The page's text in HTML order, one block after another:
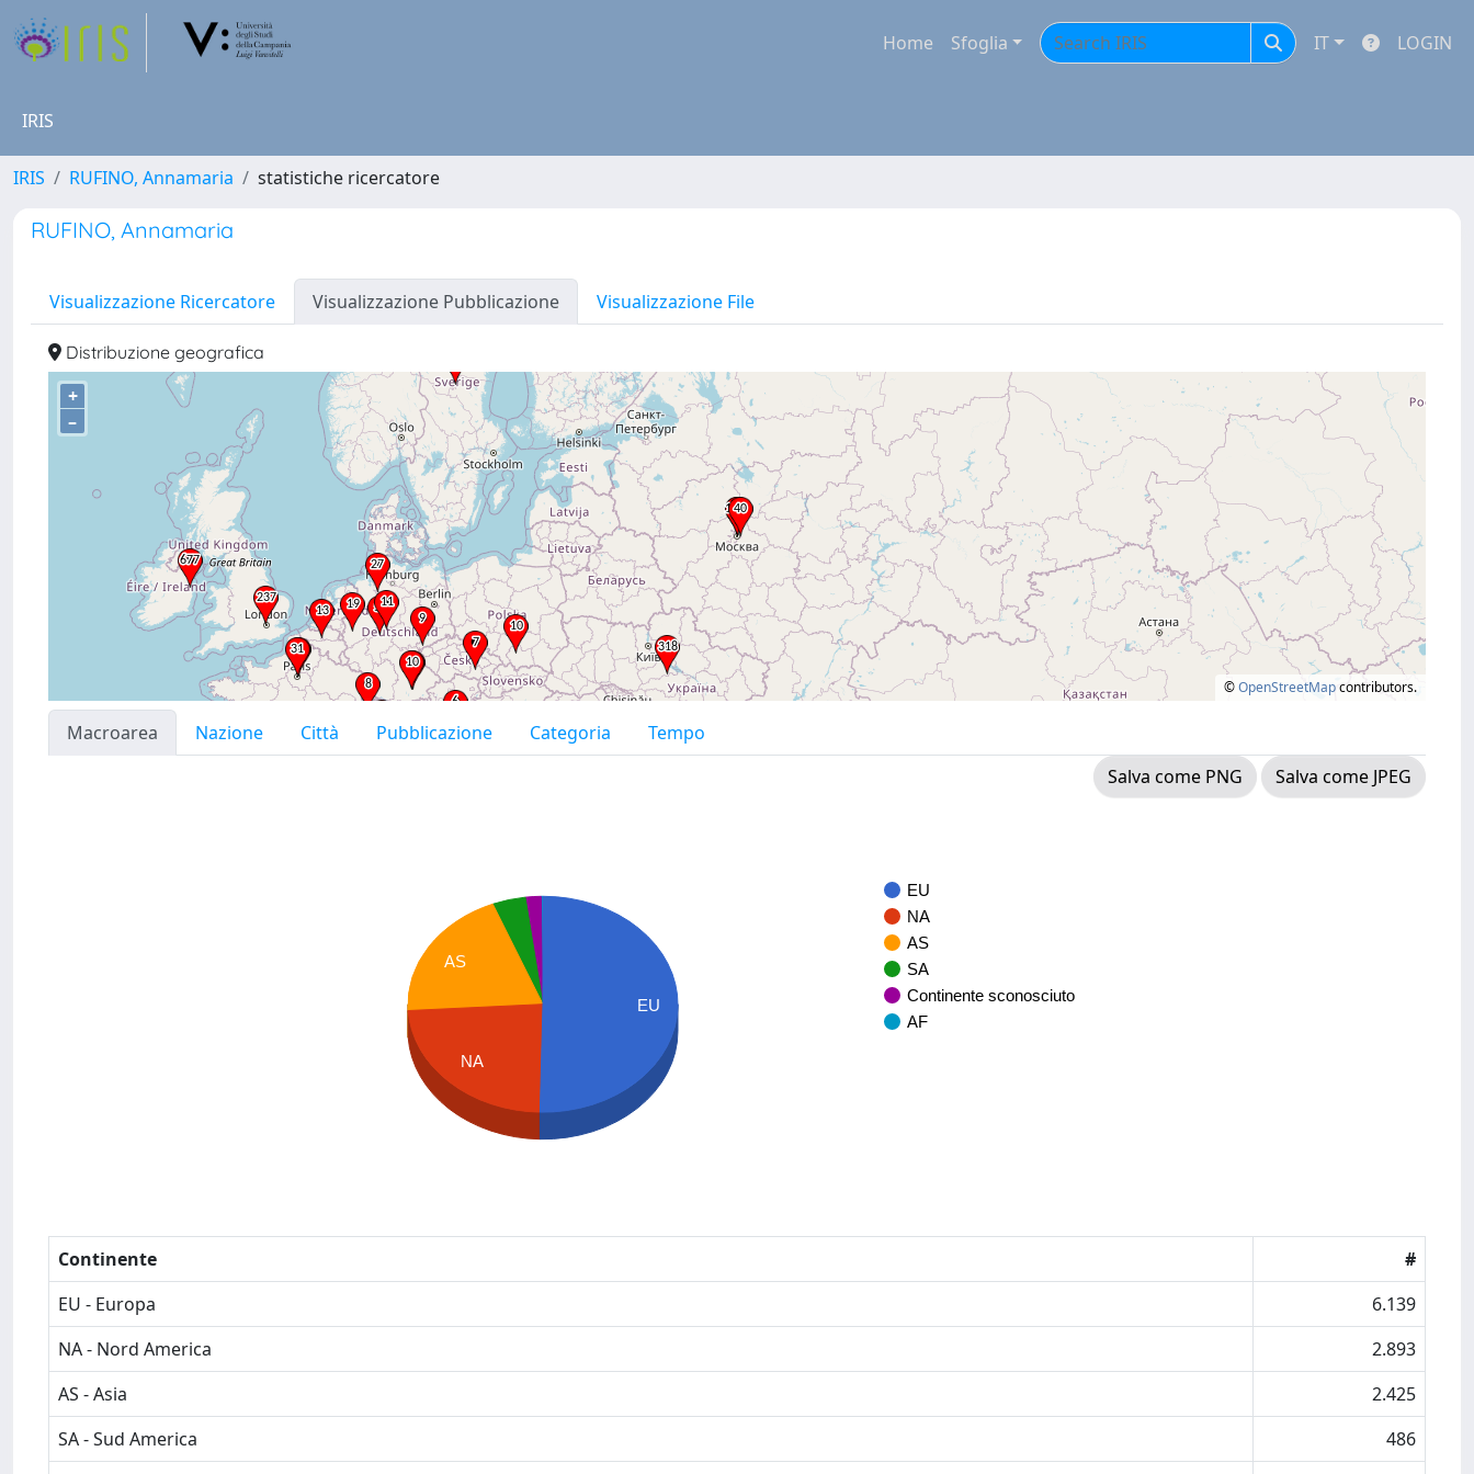
Home Sfoglia IT LOGIN
IRIS
IRIS RUFINO, Annamaria statistiche ricercatore
RUFINO, Annamaria
Visualizzazione Ricercatore Visualizzazione Pubblicazione Visualizzazione File
Distribuzione geografica
+
–
©OpenStreetMapcontributors.
Macroarea Nazione Città Pubblicazione Categoria
Tempo
Salva come PNG
Salva come JPEG
EU
NA
AS
SA
Continente sconosciuto
AF
AS
NA
EU
Continente
#
EU - Europa
6.139
NA - Nord America
2.893
AS - Asia
2.425
SA - Sud America
486